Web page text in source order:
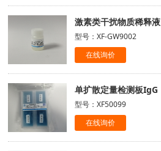
激素类干扰物质稀释液
型号：XF-GW9002
在线询价
单扩散定量检测板IgG
型号：XF50099
在线询价